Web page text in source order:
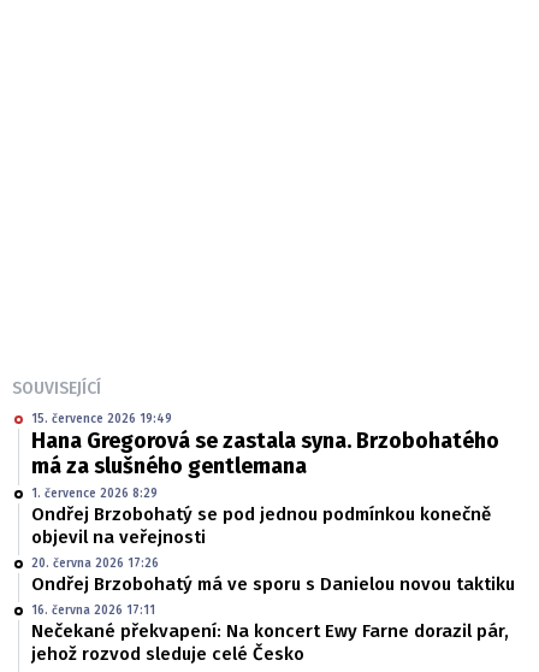
SOUVISEJÍCÍ
15. července 2026 19:49
Hana Gregorová se zastala syna. Brzobohatého
má za slušného gentlemana
1. července 2026 8:29
Ondřej Brzobohatý se pod jednou podmínkou konečně
objevil na veřejnosti
20. června 2026 17:26
Ondřej Brzobohatý má ve sporu s Danielou novou taktiku
16. června 2026 17:11
Nečekané překvapení: Na koncert Ewy Farne dorazil pár,
jehož rozvod sleduje celé Česko